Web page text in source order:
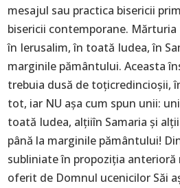
mesajul sau practica bisericii
bisericii contemporane.
în Ierusalim, în toată Iudea, în
marginile pământului. Aceasta
trebuia dusă de toțicredincioșii,
tot, iar NU așa cum spun unii:
toată Iudea, alțiiîn Samaria și
până la marginile pământului!
subliniate în propoziția
oferit de Domnul ucenicilor Săi